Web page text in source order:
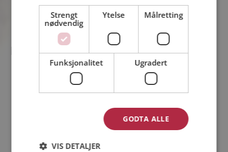
og mengder av andre spennende
fakta.
Online nå!
43 år fra Vestre Toten i Innlandet
Tror du Kenneth har et fotoalbum på
Det finnes tusener av fotoalbum med
spennende bilder på sidene.
Strengt
nødvendig
Ytelse Målretting
Funksjonalitet Ugradert
GODTA ALLE
VIS DETALJER